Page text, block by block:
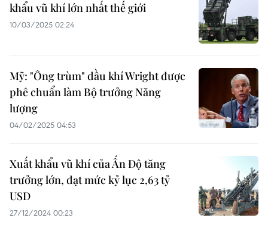
khẩu vũ khí lớn nhất thế giới
10/03/2025 02:24
Mỹ: "Ông trùm" dầu khí Wright được
phê chuẩn làm Bộ trưởng Năng
lượng
04/02/2025 04:53
Xuất khẩu vũ khí của Ấn Độ tăng
trưởng lớn, đạt mức kỷ lục 2,63 tỷ
USD
27/12/2024 00:23